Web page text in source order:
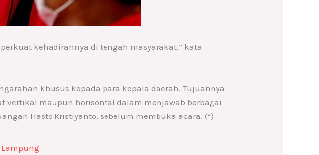
kehadirannya di tengah masyarakat,” kata
khusus kepada para kepala daerah. Tujuannya
vertikal maupun horisontal dalam menjawab berbagai
Hasto Kristiyanto, sebelum membuka acara. (*)
Lampung